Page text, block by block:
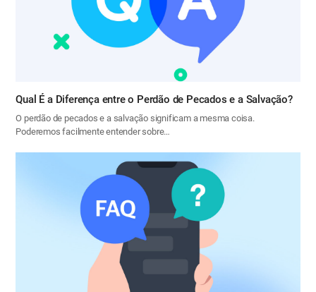
Qual É a Diferença entre o Perdão de Pecados e a Salvação?
O perdão de pecados e a salvação significam a mesma coisa.
Poderemos facilmente entender sobre…